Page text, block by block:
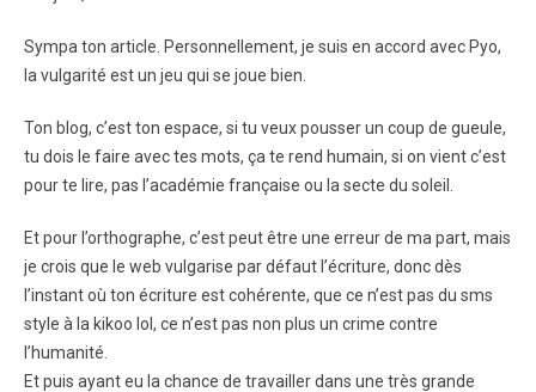
Sympa ton article. Personnellement, je suis en accord avec Pyo,
la vulgarité est un jeu qui se joue bien.
Ton blog, c’est ton espace, si tu veux pousser un coup de gueule,
tu dois le faire avec tes mots, ça te rend humain, si on vient c’est
pour te lire, pas l’académie française ou la secte du soleil.
Et pour l’orthographe, c’est peut être une erreur de ma part, mais
je crois que le web vulgarise par défaut l’écriture, donc dès
l’instant où ton écriture est cohérente, que ce n’est pas du sms
style à la kikoo lol, ce n’est pas non plus un crime contre
l’humanité.
Et puis ayant eu la chance de travailler dans une très grande